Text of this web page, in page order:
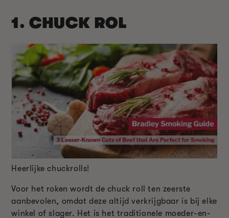
1.CHUCK ROL
Heerlijke chuckrolls!
Voor het roken wordt de chuck roll ten zeerste
aanbevolen, omdat deze altijd verkrijgbaar is bij elke
winkel of slager. Het is het traditionele moeder-en-